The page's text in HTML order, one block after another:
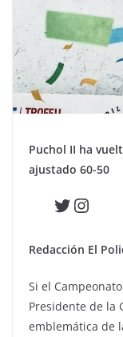
Puchol II ha
ajustado 60-50
Twitter
Redacción El
Si el
Presidente de la
emblemática de